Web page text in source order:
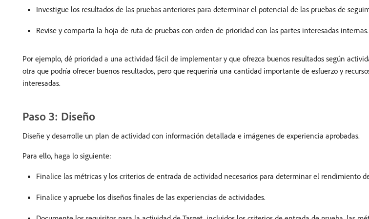
Investigue los resultados de las pruebas anteriores para determinar el potencial de las pruebas de
Revise y comparta la hoja de ruta de pruebas con orden de prioridad con las partes interesadas internas.
Por ejemplo, dé prioridad a una actividad fácil de implementar y que ofrezca buenos resultados según
otra que podría ofrecer buenos resultados, pero que requeriría una cantidad importante de esfuerzo y
interesadas.
Paso 3: Diseño
Diseñe y desarrolle un plan de actividad con información detallada e imágenes de experiencia aprobadas.
Para ello, haga lo siguiente:
Finalice las métricas y los criterios de entrada de actividad necesarios para determinar el rendimiento
Finalice y apruebe los diseños finales de las experiencias de actividades.